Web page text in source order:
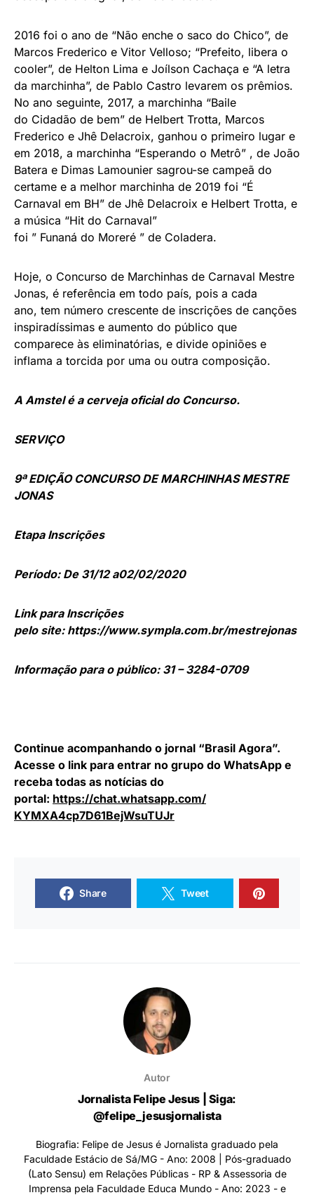
2016 foi o ano de “Não enche o saco do Chico”, de
Marcos Frederico e Vitor Velloso; “Prefeito, libera o
cooler”, de Helton Lima e Joílson Cachaça e “A letra
da marchinha”, de Pablo Castro levarem os prêmios.
No ano seguinte, 2017, a marchinha “Baile
do Cidadão de bem” de Helbert Trotta, Marcos
Frederico e Jhê Delacroix, ganhou o primeiro lugar e
em 2018, a marchinha “Esperando o Metrô” , de João
Batera e Dimas Lamounier sagrou-se campeã do
certame e a melhor marchinha de 2019 foi “É
Carnaval em BH” de Jhê Delacroix e Helbert Trotta, e
a música “Hit do Carnaval”
foi ” Funaná do Moreré ” de Coladera.
Hoje, o Concurso de Marchinhas de Carnaval Mestre
Jonas, é referência em todo país, pois a cada
ano, tem número crescente de inscrições de canções
inspiradíssimas e aumento do público que
comparece às eliminatórias, e divide opiniões e
inflama a torcida por uma ou outra composição.
A Amstel é a cerveja oficial do Concurso.
SERVIÇO
9ª EDIÇÃO CONCURSO DE MARCHINHAS MESTRE
JONAS
Etapa Inscrições
Período: De 31/12 a02/02/2020
Link para Inscrições
pelo site: https://www.sympla.com.br/mestrejonas
Informação para o público: 31 – 3284-0709
Continue acompanhando o jornal “Brasil Agora”.
Acesse o link para entrar no grupo do WhatsApp e
receba todas as notícias do
portal: https://chat.whatsapp.com/
KYMXA4cp7D61BejWsuTUJr
Share Tweet
Autor
Jornalista Felipe Jesus | Siga:
@felipe_jesusjornalista
Biografia: Felipe de Jesus é Jornalista graduado pela
Faculdade Estácio de Sá/MG - Ano: 2008 | Pós-graduado
(Lato Sensu) em Relações Públicas - RP & Assessoria de
Imprensa pela Faculdade Educa Mundo - Ano: 2023 - e